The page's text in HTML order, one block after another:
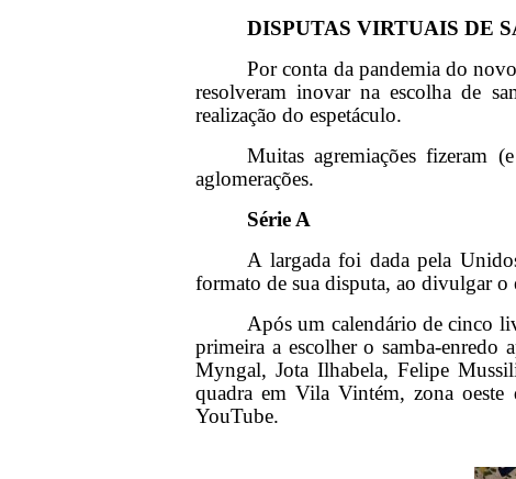
DISPUTAS VIRTUAIS DE
Por conta da pandemia do
resolveram inovar na escolha de
realização do espetáculo.
Muitas agremiações fizeram
aglomerações.
Série A
A largada foi dada pela
formato de sua disputa, ao divulgar o
Após um calendário de cinco
primeira a escolher o samba-
Myngal, Jota Ilhabela, Felipe
quadra em Vila Vintém, zona
YouTube.